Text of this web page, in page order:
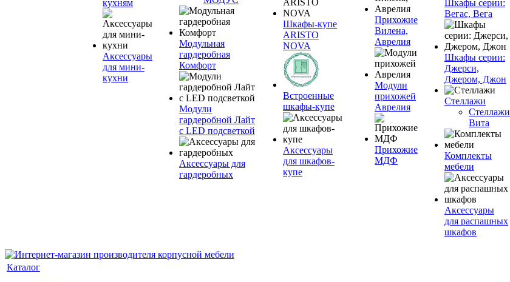
кухням
Аксессуары
для мини-
кухни
Модульная
гардеробная
Комфорт
Модули
гардеробной Лайт
с LED подсветкой
Аксессуары для
гардеробных
Шкафы-купе
ARISTO
NOVA
Встроенные
шкафы-купе
Аксессуары
для шкафов-
купе
Прихожие
Вилена,
Аврелия
Модули
прихожей
Аврелия
Прихожие
МДФ
Шкафы серии:
Вегас, Вега
Шкафы серии:
Джерси,
Джером, Джон
Стеллажи
Стеллажи
Вита
Комплекты
мебели
Аксессуары
для распашных
шкафов
Каталог